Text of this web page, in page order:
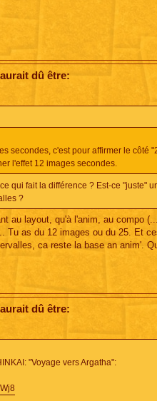
dû être:
secondes, c'est pour affirmer le côté
l'effet 12 images secondes.
qui fait la différence ? Est-ce "juste"
?
au layout, qu'à l'anim, au compo
Tu as du 12 images ou du 25. Et
ca reste la base an anim'.
dû être:
"Voyage vers Argatha":